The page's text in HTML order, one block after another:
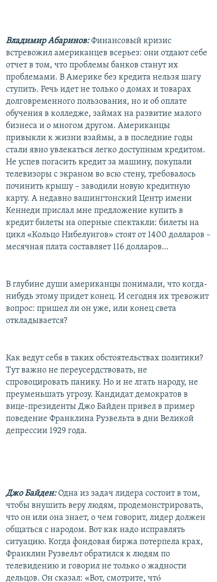
Владимир Абаринов:Финансовый кризис
встревожил американцев всерьез: они отдают себе
отчет в том, что проблемы банков станут их
проблемами. В Америке без кредита нельзя шагу
ступить. Речь идет не только о домах и товарах
долговременного пользования, но и об оплате
обучения в колледже, займах на развитие малого
бизнеса и о многом другом. Американцы
привыкли к жизни взаймы, а в последние годы
стали явно увлекаться легко доступным кредитом.
Не успев погасить кредит за машину, покупали
телевизоры с экраном во всю стену, требовалось
починить крышу – заводили новую кредитную
карту. А недавно вашингтонский Центр имени
Кеннеди прислал мне предложение купить в
кредит билеты на оперные спектакли: билеты на
цикл «Кольцо Нибелунгов» стоят от 1400 долларов –
месячная плата составляет 116 долларов…
В глубине души американцы понимали, что когда-
нибудь этому придет конец. И сегодня их тревожит
вопрос: пришел ли он уже, или конец света
откладывается?
Как ведут себя в таких обстоятельствах политики?
Тут важно не переусердствовать, не
спровоцировать панику. Но и не лгать народу, не
преуменьшать угрозу. Кандидат демократов в
вице-президенты Джо Байден привел в пример
поведение Франклина Рузвельта в дни Великой
депрессии 1929 года.
Джо Байден: Одна из задач лидера состоит в том,
чтобы внушить веру людям, продемонстрировать,
что он или она знает, о чем говорит, лидер должен
общаться с народом. Вот как надо исправлять
ситуацию. Когда фондовая биржа потерпела крах,
Франклин Рузвельт обратился к людям по
телевидению и говорил не только о жадности
дельцов. Он сказал: «Вот, смотрите, чтó